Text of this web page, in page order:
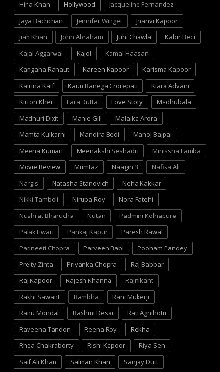
Hina Khan Hollywood
Jacqueline Fernandez
Jaya Bachchan
Jennifer Winget
Jhanvi Kapoor
Jiah Khan
John Abraham Juhi Chawla
Kabir Bedi
Kajal Aggarwal
Kajol
Kamal Haasan
Kangana Ranaut
Kareen Kapoor
Karisma Kapoor
Katrina Kaif
Kaun Banega Crorepati
Kiara Advani
Kirron Kher
Lara Dutta Love Story
Madhubala
Madhuri Dixit
Mahie Gill
Malaika Arora
Mamta Kulkarni
Mandira Bedi
Manoj Bajpai
Meena Kumari
Meenakshi Seshadri
Minissha Lamba
Movie Review
Mumtaz Naagin 3
Nafisa Ali
Nargis
Natasha Stanovich
Neha Kakkar
Nikki Tamboli
Nirupa Roy
Nora Fatehi
Nushrat Bharucha
Nutan
Padmini Kolhapure
PalakTiwari
Pankaj Kapur
Paresh Rawal
Parineeti Chopra
Parveen Babi
Poonam Pandey
Preity Zinta
Priyanka Chopra
Raj Babbar
Raj Kapoor
Rajesh Khanna
Rajnikant
Rakhi Sawant
Rambha
Rani Mukerji
Ranu Mondal
Rashmi Desai
Rati Agnihotri
Raveena Tandon
Reena Roy
Rekha
Rhea Chakraborty
Rishi Kapoor
Riya Sen
Saif Ali Khan
Salman Khan
Sanjay Dutt